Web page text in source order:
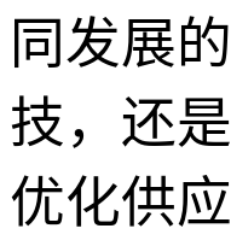
同发展
技，还
优化供